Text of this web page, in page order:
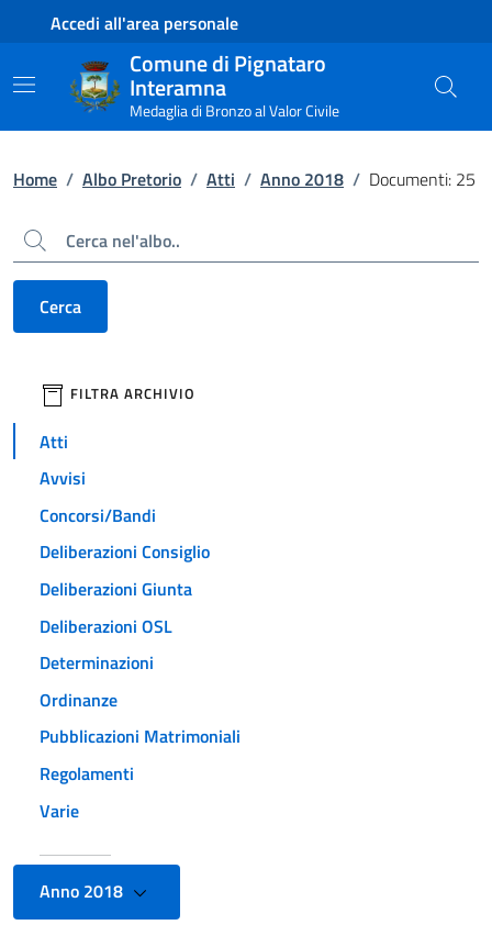
Contenuto principale
Piede di paginaAccedi all'area personale
Comune di Pignataro
Interamna
Medaglia di Bronzo al Valor Civile
Home / Albo Pretorio / Atti / Anno 2018 / Documenti: 25
Cerca
Cerca
filtri da applicare
FILTRA ARCHIVIO
Atti
Avvisi
Concorsi/Bandi
Deliberazioni Consiglio
Deliberazioni Giunta
Deliberazioni OSL
Determinazioni
Ordinanze
Pubblicazioni Matrimoniali
Regolamenti
Varie
Anno 2018